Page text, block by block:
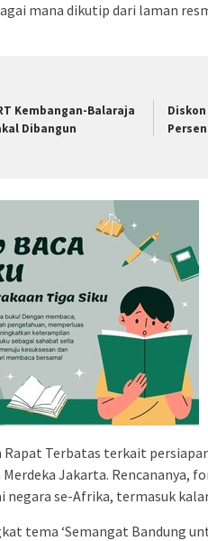
mana dikutip dari laman
Kembangan-Balaraja
Dibangun
Rapat Terbatas terkait
Merdeka Jakarta. Rencananya,
se-Afrika, termasuk
tema ‘Semangat Bandung